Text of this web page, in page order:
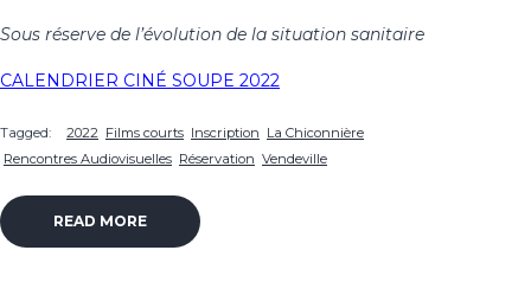
Sous réserve de l’évolution de la situation sanitaire
CALENDRIER CINÉ SOUPE 2022
Tagged: 2022 Films courts Inscription La Chiconnière
Rencontres Audiovisuelles Réservation Vendeville
READ MORE